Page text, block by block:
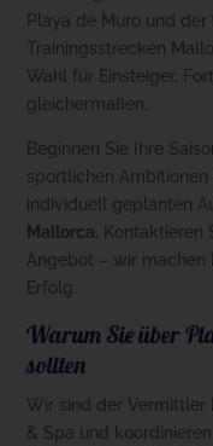
Playa de Muro und
Trainingsstrecken
Wahl für Einsteiger,
gleichermaßen.
Beginnen Sie Ihre
sportlichen
individuell geplanten
Mallorca .
Angebot – wir machen
Erfolg.
Warum Sie über
sollten
Wir sind der Vermittler
& Spa und